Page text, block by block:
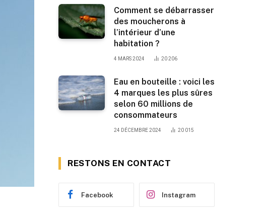
Comment se débarrasser
des moucherons à
l’intérieur d’une
habitation ?
4 MARS 2024 20 206
Eau en bouteille : voici les
4 marques les plus sûres
selon 60 millions de
consommateurs
24 DÉCEMBRE 2024 20 015
RESTONS EN CONTACT
Facebook Instagram